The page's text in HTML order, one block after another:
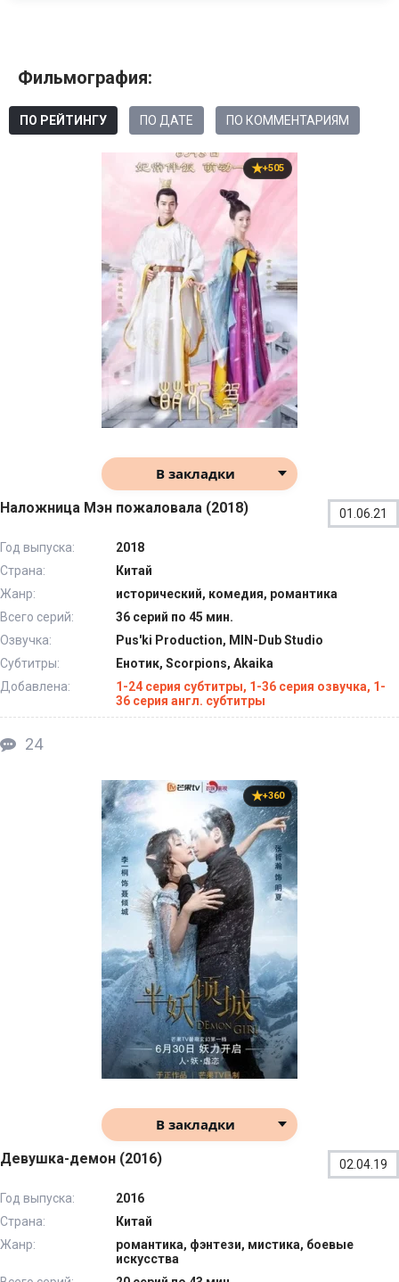
Фильмография:
ПО РЕЙТИНГУ ПО ДАТЕ ПО КОММЕНТАРИЯМ
+505
В закладки
Наложница Мэн пожаловала (2018) 01.06.21
Год выпуска:
2018
Страна:
Китай
Жанр:
исторический, комедия, романтика
Всего серий:
36 серий по 45 мин.
Озвучка:
Pus'ki Production, MIN-Dub Studio
Субтитры:
Енотик, Scorpions, Akaika
Добавлена:
1-24 серия субтитры, 1-36 серия озвучка, 1-
36 серия англ. субтитры
24
+360
В закладки
Девушка-демон (2016) 02.04.19
Год выпуска:
2016
Страна:
Китай
Жанр:
романтика, фэнтези, мистика, боевые
искусства